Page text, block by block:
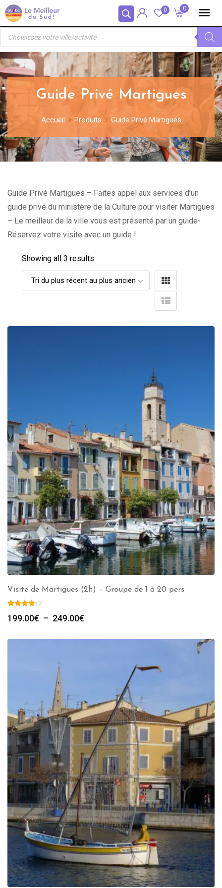
Panneau de gestion des cookies
Skip
to
content
0
0
Recherche
produits
Guide Privé Martigues
Accueil Produits Guide Privé Martigues
Guide Privé Martigues – Faites appel aux services d’un
guide privé du ministère de la Culture pour visiter Martigues
– Le meilleur de la ville vous est présenté par un guide-
Réservez votre visite avec un guide !
Showing all 3 results
Visite de Martigues (2h) – Groupe de 1 à 20 pers
199.00€ – 249.00€
prix :